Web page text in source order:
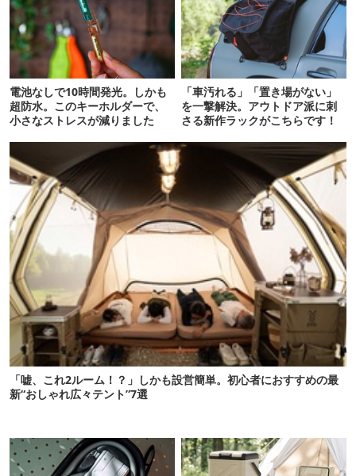
電池なしで10時間発光。しかも
超防水。このキーホルダーで、
小さなストレスが減りました
「車汚れる」「置き場がない」
を一撃解決。アウトドア派に刺
さる新作ラックがこちらです！
「嘘、これ2ルーム！？」しかも設営簡単。初心者におすすめの最
新“おしゃれ広々テント”7選